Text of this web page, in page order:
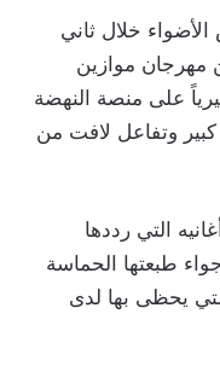
خلال ثاني
مهرجان موازين
على منصة النهضة
حضور كبير وتفاعل لافت من
التي رددها
طبعتها الحماسة
يحظى بها لدى